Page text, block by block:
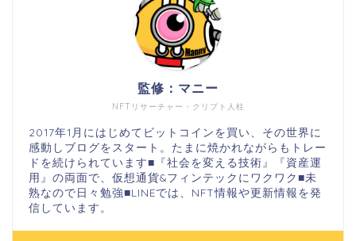
NFTリサーチャー・クリプト人柱
監修：マニー
2017年1月にはじめてビットコインを買い、その世界に
感動しブログをスタート。たまに焼かれながらもトレー
ドを続けられています■『社会を変える技術』『資産運
用』の両面で、仮想通貨&フィンテックにワクワク■未
熟なので日々勉強■LINEでは、NFT情報や更新情報を発
信しています。